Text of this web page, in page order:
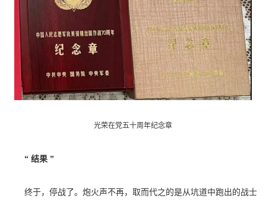
光荣在党五十周年纪念章
“ 结果 ”
终于，停战了。炮火声不再，取而代之的是从坑道中跑出的战士